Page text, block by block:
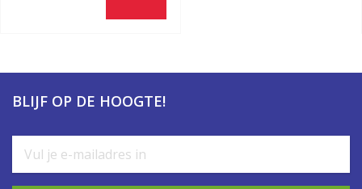
BLIJF OP DE HOOGTE!